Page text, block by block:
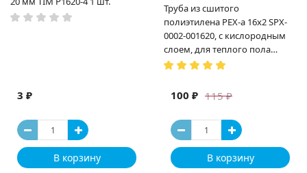
3 ₽
В корзину
Труба из сшитого
полиэтилена PEX-a 16х2 SPX-
0002-001620, с кислородным
слоем, для теплого пола
(Испания)
115 ₽
100 ₽
В корзину